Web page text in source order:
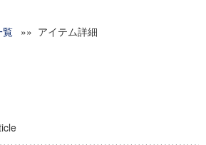
チインスティテュート
研究成果報告書
ディングプログラム「超成熟社会発展のサ
覧 »» アイテム詳細